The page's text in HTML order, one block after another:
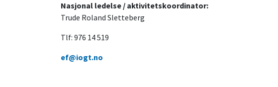
Nasjonal ledelse / aktivitetskoordinator:
Trude Roland Sletteberg
Tlf: 976 14 519
ef@iogt.no